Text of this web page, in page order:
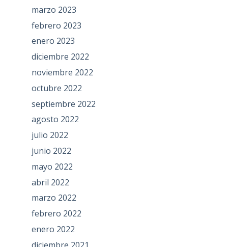
marzo 2023
febrero 2023
enero 2023
diciembre 2022
noviembre 2022
octubre 2022
septiembre 2022
agosto 2022
julio 2022
junio 2022
mayo 2022
abril 2022
marzo 2022
febrero 2022
enero 2022